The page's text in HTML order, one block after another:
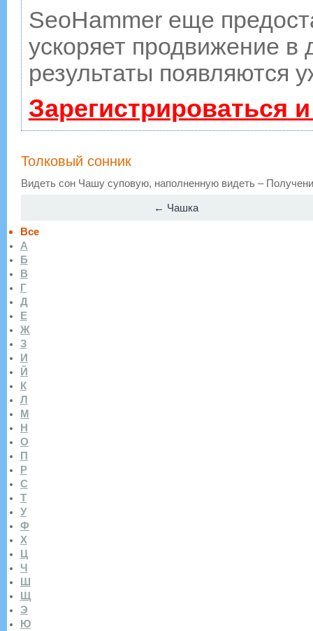
SeoHammer еще
ускоряет продвижение в
результаты появляются
Зарегистрироваться
Толковый сонник
Видеть сон Чашу суповую, наполненную видеть –
← Чашка
Все
А
Б
В
Г
Д
Е
Ж
З
И
Й
К
Л
М
Н
О
П
Р
С
Т
У
Ф
Х
Ц
Ч
Ш
Щ
Э
Ю